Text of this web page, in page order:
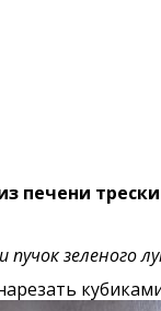
печени
зеленого